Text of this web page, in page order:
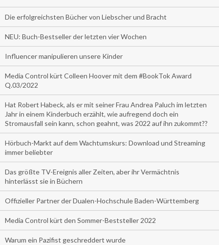
Die erfolgreichsten Bücher von Liebscher und Bracht
NEU: Buch-Bestseller der letzten vier Wochen
Influencer manipulieren unsere Kinder
Media Control kürt Colleen Hoover mit dem #BookTok Award
Q.03/2022
Hat Robert Habeck, als er mit seiner Frau Andrea Paluch im letzten
Jahr in einem Kinderbuch erzählt, wie aufregend doch ein
Stromausfall sein kann, schon geahnt, was 2022 auf ihn zukommt??
Hörbuch-Markt auf dem Wachtumskurs: Download und Streaming
immer beliebter
Das größte TV-Ereignis aller Zeiten, aber ihr Vermächtnis
hinterlässt sie in Büchern
Offizieller Partner der Dualen-Hochschule Baden-Württemberg
Media Control kürt den Sommer-Beststeller 2022
Warum ein Pazifist geschreddert wurde